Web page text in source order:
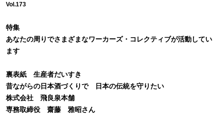
Vol.173
特集
あなたの周りでさまざまなワーカーズ・コレクティブが活動してい
ます
裏表紙 生産者だいすき
昔ながらの日本酒づくりで 日本の伝統を守りたい
株式会社 飛良泉本舗
専務取締役 齋藤 雅昭さん